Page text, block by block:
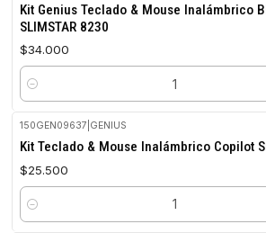
Kit Genius Teclado & Mouse Inalámbrico
SLIMSTAR 8230
$34.000
Cantidad
150GEN09637 GENIUS
Kit Teclado & Mouse Inalámbrico Copilot
$25.500
Cantidad